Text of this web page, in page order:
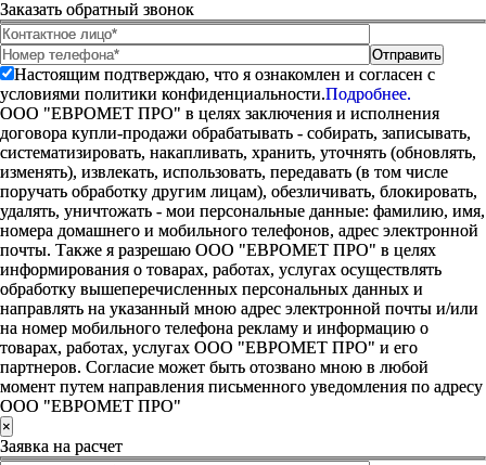
Заказать обратный звонок
Настоящим подтверждаю, что я ознакомлен и согласен с
условиями политики конфиденциальности.Подробнее.
ООО "ЕВРОМЕТ ПРО" в целях заключения и исполнения
договора купли-продажи обрабатывать - собирать, записывать,
систематизировать, накапливать, хранить, уточнять (обновлять,
изменять), извлекать, использовать, передавать (в том числе
поручать обработку другим лицам), обезличивать, блокировать,
удалять, уничтожать - мои персональные данные: фамилию, имя,
номера домашнего и мобильного телефонов, адрес электронной
почты. Также я разрешаю ООО "ЕВРОМЕТ ПРО" в целях
информирования о товарах, работах, услугах осуществлять
обработку вышеперечисленных персональных данных и
направлять на указанный мною адрес электронной почты и/или
на номер мобильного телефона рекламу и информацию о
товарах, работах, услугах ООО "ЕВРОМЕТ ПРО" и его
партнеров. Согласие может быть отозвано мною в любой
момент путем направления письменного уведомления по адресу
ООО "ЕВРОМЕТ ПРО"
×
Заявка на расчет